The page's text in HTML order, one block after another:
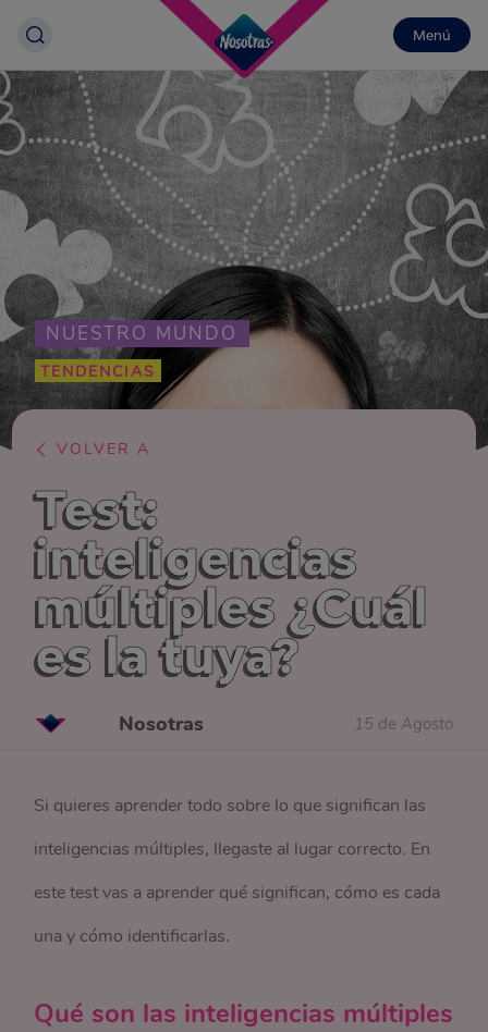
Menú
NUESTRO MUNDO
TENDENCIAS
VOLVER A
Test:
inteligencias
múltiples ¿Cuál
es la tuya?
Nosotras 15 de Agosto
Si quieres aprender todo sobre lo que significan las
inteligencias múltiples, llegaste al lugar correcto. En
este test vas a aprender qué significan, cómo es cada
una y cómo identificarlas.
Qué son las inteligencias múltiples